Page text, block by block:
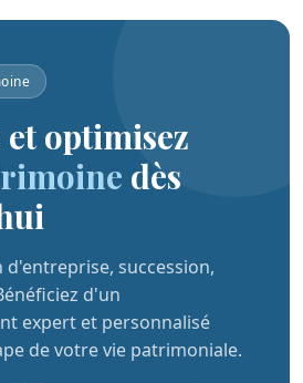
optimisez
dès
d'entreprise, succession,
d'un
expert et personnalisé
de votre vie patrimoniale.